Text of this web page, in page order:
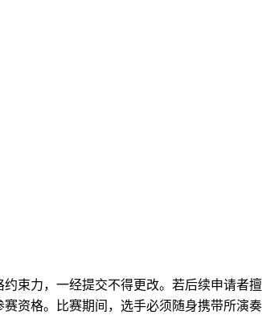
束力，一经提交不得更改。若后续申请者
资格。比赛期间，选手必须随身携带所演